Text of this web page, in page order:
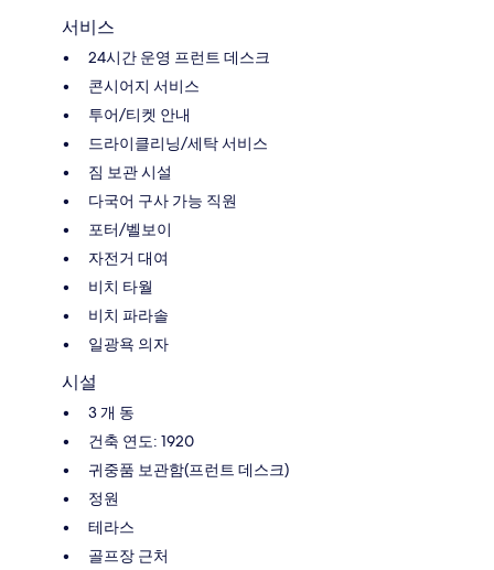
서비스
24시간 운영 프런트 데스크
콘시어지 서비스
투어/티켓 안내
드라이클리닝/세탁 서비스
짐 보관 시설
다국어 구사 가능 직원
포터/벨보이
자전거 대여
비치 타월
비치 파라솔
일광욕 의자
시설
3 개 동
건축 연도: 1920
귀중품 보관함(프런트 데스크)
정원
테라스
골프장 근처